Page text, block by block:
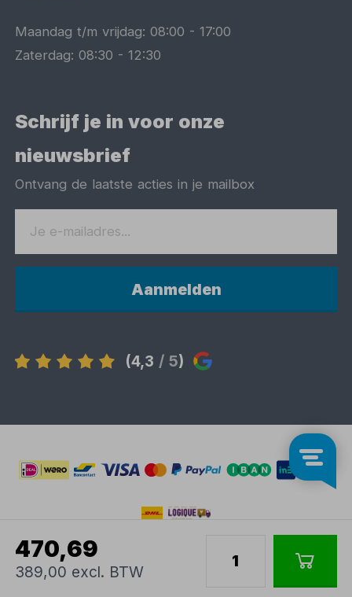
470,69
389,00 excl. BTW
Maandag t/m vrijdag:08:00 -17:00
Zaterdag:08:30 -12:30
Schrijf je in voor onze
nieuwsbrief
Ontvang de laatste acties in je mailbox
Aanmelden
(4,3 / 5)